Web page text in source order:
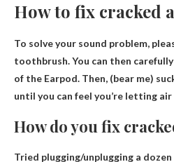
How to fix cracked
To solve your sound problem,
toothbrush. You can then
of the Earpod. Then, (bear me)
until you can feel you’re letting
How do you fix
Tried plugging/unplugging a dozen